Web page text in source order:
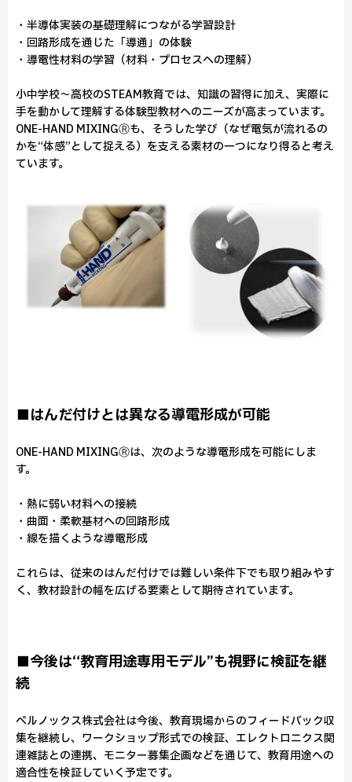
・半導体実装の基礎理解につながる学習設計
・回路形成を通じた「導通」の体験
・導電性材料の学習（材料・プロセスへの理解）
小中学校〜高校のSTEAM教育では、知識の習得に加え、実際に
手を動かして理解する体験型教材へのニーズが高まっています。
ONE-HAND MIXINGⓇも、そうした学び（なぜ電気が流れるの
かを“体感”として捉える）を支える素材の一つになり得ると考え
ています。
■はんだ付けとは異なる導電形成が可能
ONE-HAND MIXINGⓇは、次のような導電形成を可能にしま
す。
・熱に弱い材料への接続
・曲面・柔軟基材への回路形成
・線を描くような導電形成
これらは、従来のはんだ付けでは難しい条件下でも取り組みやす
く、教材設計の幅を広げる要素として期待されています。
■今後は“教育用途専用モデル”も視野に検証を継
続
ペルノックス株式会社は今後、教育現場からのフィードバック収
集を継続し、ワークショップ形式での検証、エレクトロニクス関
連雑誌との連携、モニター募集企画などを通じて、教育用途への
適合性を検証していく予定です。